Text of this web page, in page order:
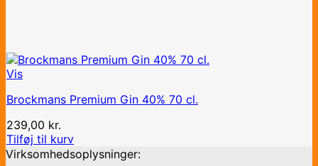
Vis
Brockmans Premium Gin 40% 70 cl.
239,00 kr.
Tilføj til kurv
Virksomhedsoplysninger: